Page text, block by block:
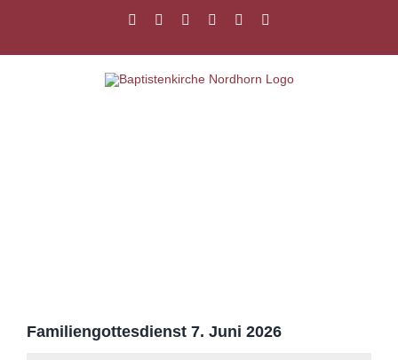
springen
FacebookInstagramYouTube
Spotify
Familiengottesdienst 7. Juni 2026